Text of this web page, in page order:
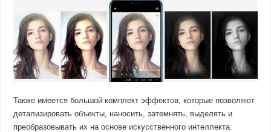
Также имеется большой комплект эффектов, которые позволяют
детализировать объекты, наносить, затемнять, выделять и
преобразовывать их на основе искусственного интеллекта.